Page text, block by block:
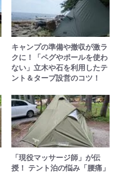
キャンプの準備や撤収が激ラ
クに！「ペグやポールを使わ
ない」立木や石を利用したテ
ント＆タープ設営のコツ！
「現役マッサージ師」が伝
授！ テント泊の悩み「腰痛」